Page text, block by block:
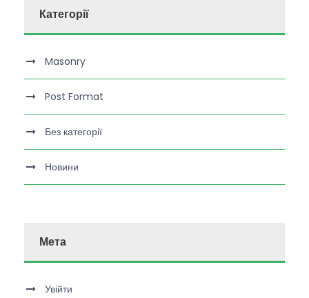
Категорії
Masonry
Post Format
Без категорії
Новини
Мета
Увійти